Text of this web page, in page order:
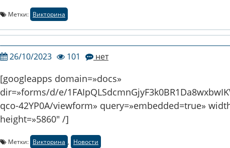
Метки: Викторина
26/10/2023 101 нет
[googleapps domain=»docs»
dir=»forms/d/e/
qco-42YP0A/viewform» query=»embedded=true»
height=»5860″ /]
Метки: Викторина , Новости